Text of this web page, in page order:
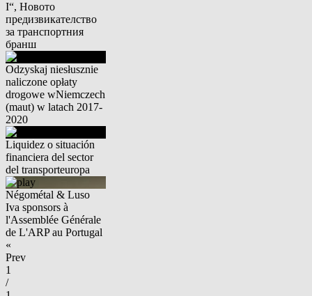
I“, Новото
предизвикателство
за транспортния
бранш
Odzyskaj niesłusznie
naliczone opłaty
drogowe wNiemczech
(maut) w latach 2017-
2020
Liquidez o situación
financiera del sector
del transporteuropa
Négométal & Luso
Iva sponsors à
l'Assemblée Générale
de L'ARP au Portugal
«
Prev
1
/